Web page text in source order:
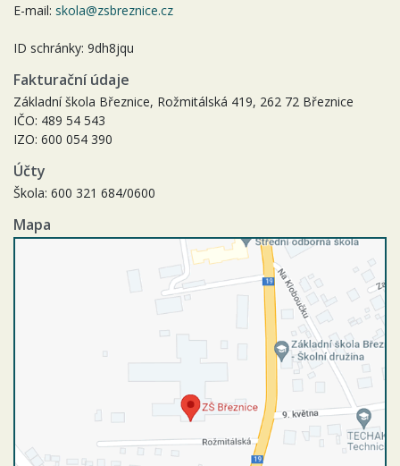
E-mail: skola@zsbreznice.cz
ID schránky: 9dh8jqu
Fakturační údaje
Základní škola Březnice, Rožmitálská 419, 262 72 Březnice
IČO: 489 54 543
IZO: 600 054 390
Účty
Škola: 600 321 684/0600
Mapa